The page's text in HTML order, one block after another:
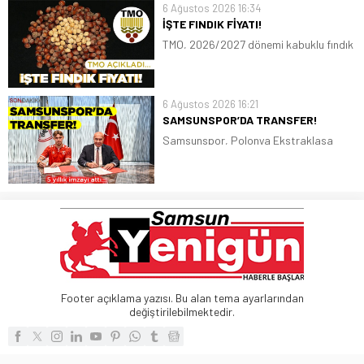
6 Ağustos 2026 16:34
İŞTE FINDIK FİYATI!
TMO, 2026/2027 dönemi kabuklu fındık
lira oldu
6 Ağustos 2026 16:21
SAMSUNSPOR’DA TRANSFER!
Samsunspor, Polonya Ekstraklasa
Footer açıklama yazısı. Bu alan tema ayarlarından
değiştirilebilmektedir.